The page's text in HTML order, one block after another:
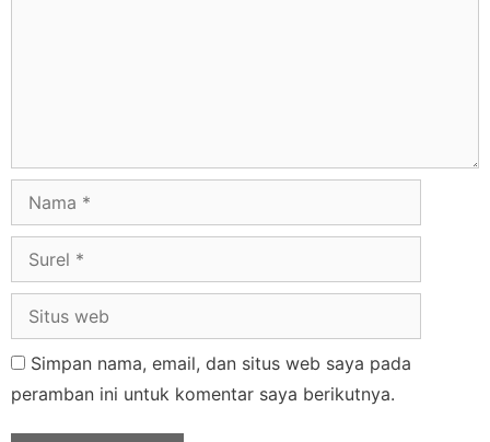
Simpan nama, email, dan situs web saya pada
peramban ini untuk komentar saya berikutnya.